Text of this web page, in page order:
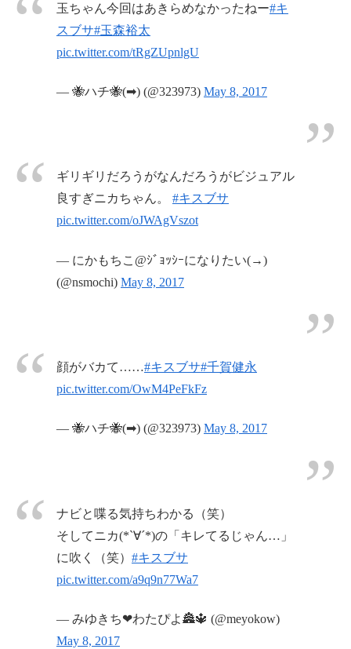
玉ちゃん今回はあきらめなかったねー#キ
スブサ#玉森裕太
pic.twitter.com/tRgZUpnlgU
— 🐝ハチ🐝(➡) (@323973) May 8, 2017
ギリギリだろうがなんだろうがビジュアル
良すぎニカちゃん。 #キスブサ
pic.twitter.com/oJWAgVszot
— にかもちこ@ｼﾞｮｯｼｰになりたい(→)
(@nsmochi) May 8, 2017
顔がバカて……#キスブサ#千賀健永
pic.twitter.com/OwM4PeFkFz
— 🐝ハチ🐝(➡) (@323973) May 8, 2017
ナビと喋る気持ちわかる（笑）
そしてニカ(*`∀´*)の「キレてるじゃん…」
に吹く（笑） #キスブサ
pic.twitter.com/a9q9n77Wa7
— みゆきち❤わたぴよ🏯🔱 (@meyokow)
May 8, 2017